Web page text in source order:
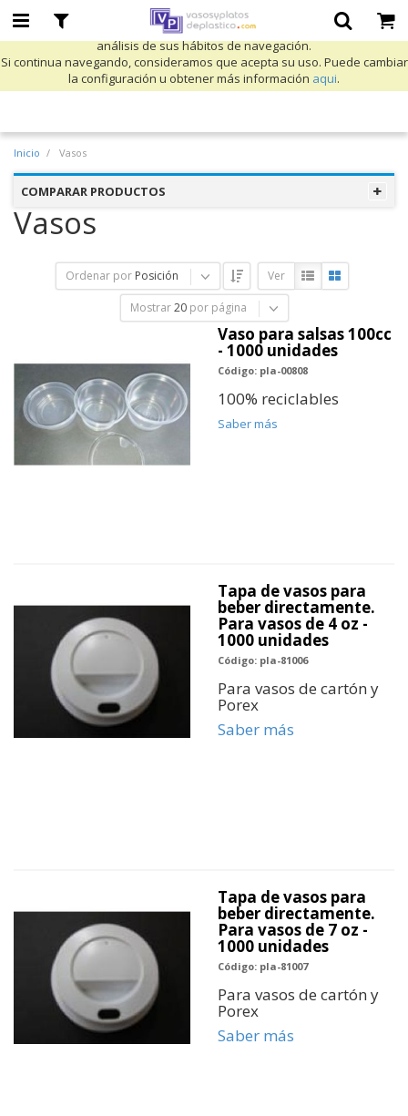
Utilizamos cookies propias y de terceros para mejorar nuestros servicios
y mostrarle publicidad relacionada con sus preferencias mediante el
análisis de sus hábitos de navegación.
Si continua navegando, consideramos que acepta su uso. Puede cambiar
la configuración u obtener más información aqui.
Inicio Vasos
COMPARAR PRODUCTOS
Vasos
Ordenar por Posición Ver
Mostrar 20 por página
Vaso para salsas 100cc
- 1000 unidades
Código: pla-00808
100% reciclables
Saber más
Tapa de vasos para
beber directamente.
Para vasos de 4 oz -
1000 unidades
Código: pla-81006
Para vasos de cartón y
Porex
Saber más
Tapa de vasos para
beber directamente.
Para vasos de 7 oz -
1000 unidades
Código: pla-81007
Para vasos de cartón y
Porex
Saber más